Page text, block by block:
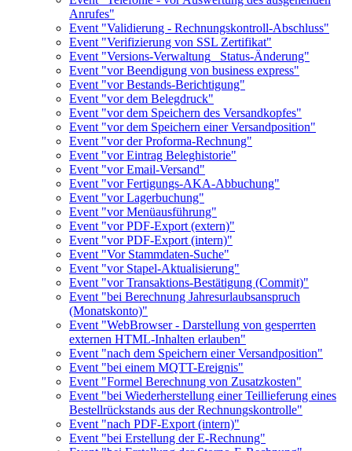
Anrufes"
Event "Validierung - Rechnungskontroll-Abschluss"
Event "Verifizierung von SSL Zertifikat"
Event "Versions-Verwaltung_ Status-Änderung"
Event "vor Beendigung von business express"
Event "vor Bestands-Berichtigung"
Event "vor dem Belegdruck"
Event "vor dem Speichern des Versandkopfes"
Event "vor dem Speichern einer Versandposition"
Event "vor der Proforma-Rechnung"
Event "vor Eintrag Beleghistorie"
Event "vor Email-Versand"
Event "vor Fertigungs-AKA-Abbuchung"
Event "vor Lagerbuchung"
Event "vor Menüausführung"
Event "vor PDF-Export (extern)"
Event "vor PDF-Export (intern)"
Event "Vor Stammdaten-Suche"
Event "vor Stapel-Aktualisierung"
Event "vor Transaktions-Bestätigung (Commit)"
Event "bei Berechnung Jahresurlaubsanspruch
(Monatskonto)"
Event "WebBrowser - Darstellung von gesperrten
externen HTML-Inhalten erlauben"
Event "nach dem Speichern einer Versandposition"
Event "bei einem MQTT-Ereignis"
Event "Formel Berechnung von Zusatzkosten"
Event "bei Wiederherstellung einer Teillieferung eines
Bestellrückstands aus der Rechnungskontrolle"
Event "nach PDF-Export (intern)"
Event "bei Erstellung der E-Rechnung"